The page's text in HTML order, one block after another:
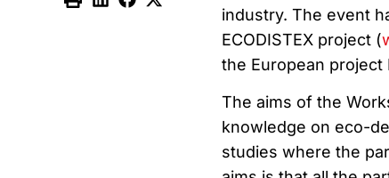
industry. The event
ECODISTEX project (
the European project
The aims of the
knowledge on eco-
studies where the